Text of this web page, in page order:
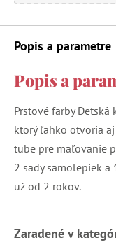
Popis a parametre
Popis a
Prstové farby
ktorý ľahko otvoria
tube pre maľovanie
2 sady samolepiek
už od 2 rokov.
Zaradené v